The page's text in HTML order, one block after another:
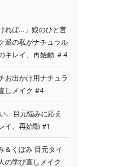
れば…」娘のひと言
派の私がナチュラル
キレイ、再始動 ＃4
お出かけ用ナチュラ
しメイク #4
。目元悩みに応え
イ、再始動 #1
＆くぼみ 目元タイ
の学び直しメイク